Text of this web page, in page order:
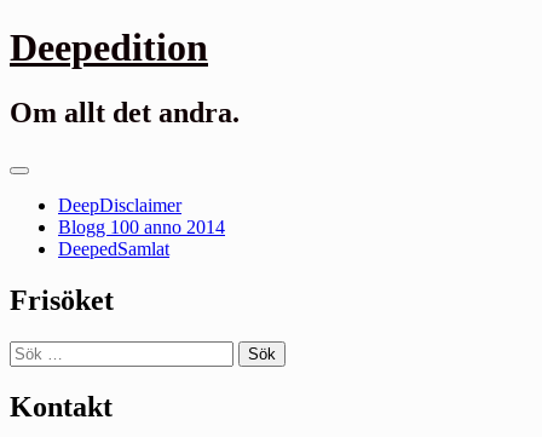
Gå
till
Deepedition
Om allt det andra.
Primär
DeepDisclaimer
Blogg 100 anno 2014
DeepedSamlat
Frisöket
Sök
efter:
Kontakt